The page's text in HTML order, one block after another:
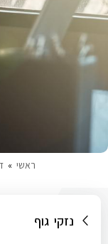
ראשי »
נזקי גוף